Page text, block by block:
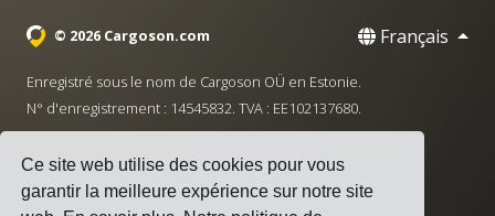
Ce site web utilise des cookies pour vous
garantir la meilleure expérience sur notre site
© 2026 Cargoson.com Français
Enregistré sous le nom de Cargoson OÜ en Estonie.
N° d'enregistrement : 14545832. TVA : EE102137680.
· hello@cargoson.com